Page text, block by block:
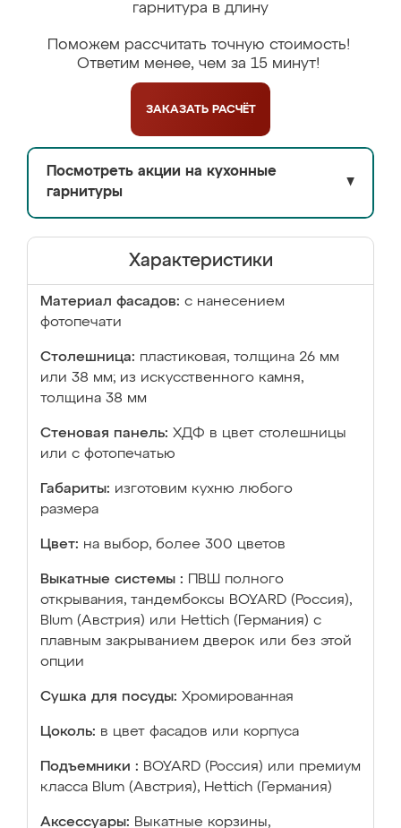
гарнитура в длину
Поможем рассчитать точную стоимость!
Ответим менее, чем за 15 минут!
ЗАКАЗАТЬ РАСЧЁТ
Посмотреть акции на кухонные
гарнитуры
▼
Характеристики
Материал фасадов: с нанесением
фотопечати
Столешница: пластиковая, толщина 26 мм
или 38 мм; из искусственного камня,
толщина 38 мм
Стеновая панель: ХДФ в цвет столешницы
или с фотопечатью
Габариты: изготовим кухню любого
размера
Цвет: на выбор, более 300 цветов
Выкатные системы :
ПВШ полного
открывания, тандембоксы BOYARD (Россия),
Blum (Австрия) или Hettich (Германия) с
плавным закрыванием дверок или без этой
опции
Сушка для посуды: Хромированная
Цоколь: в цвет фасадов или корпуса
Подъемники : BOYARD (Россия) или премиум
класса Blum (Австрия), Hettich (Германия)
Аксессуары: Выкатные корзины,